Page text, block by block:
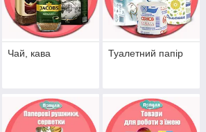
Чай, кава Туалетний папір